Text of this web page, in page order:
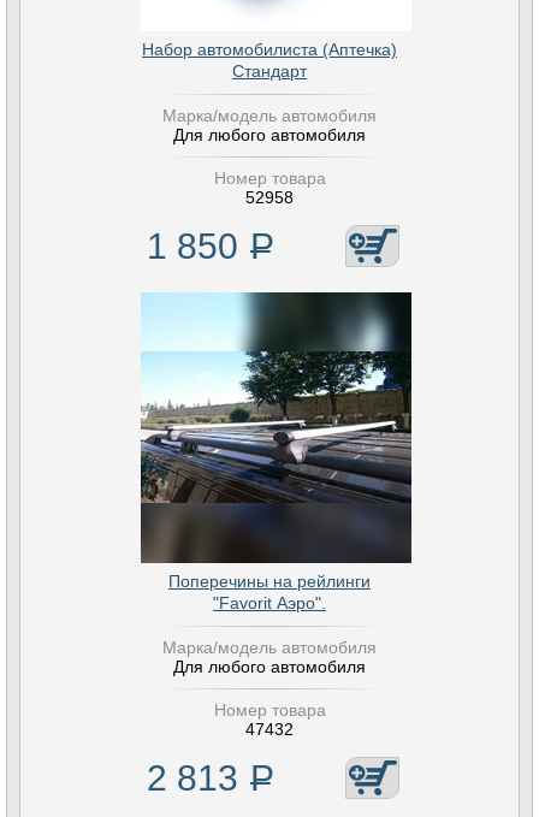
Набор автомобилиста (Аптечка)
Стандарт
Марка/модель автомобиля
Для любого автомобиля
Номер товара
52958
1 850 Р
Поперечины на рейлинги
"Favorit Аэро".
Марка/модель автомобиля
Для любого автомобиля
Номер товара
47432
2 813 Р